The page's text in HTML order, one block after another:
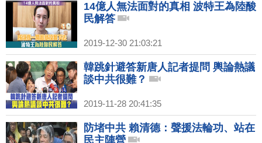
14億人無法面對的真相 波特王為陸酸
民解答
2019-12-30 21:03:21
韓跳針避答新唐人記者提問 輿論熱議
談中共很難？
2019-11-28 20:41:35
防堵中共 賴清德：聲援法輪功、站在
民主陣營